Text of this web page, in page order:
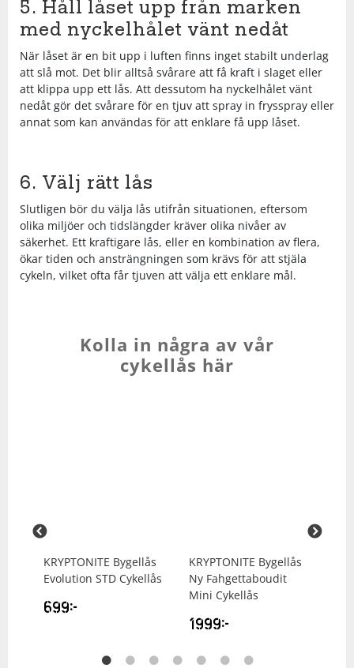
Tennis
Volleyboll
Walking
5. Håll låset upp från marken
med nyckelhålet vänt nedåt
När låset är en bit upp i luften finns inget stabilt underlag
att slå mot. Det blir alltså svårare att få kraft i slaget eller
att klippa upp ett lås. Att dessutom ha nyckelhålet vänt
nedåt gör det svårare för en tjuv att spray in frysspray eller
annat som kan användas för att enklare få upp låset.
6. Välj rätt lås
Slutligen bör du välja lås utifrån situationen, eftersom
olika miljöer och tidslängder kräver olika nivåer av
säkerhet. Ett kraftigare lås, eller en kombination av flera,
ökar tiden och ansträngningen som krävs för att stjäla
cykeln, vilket ofta får tjuven att välja ett enklare mål.
Kolla in några av vår
cykellås här
KRYPTONITE Bygellås
Evolution STD Cykellås
699kr
KRYPTONITE Bygellås
Ny Fahgettaboudit
Mini Cykellås
1999kr